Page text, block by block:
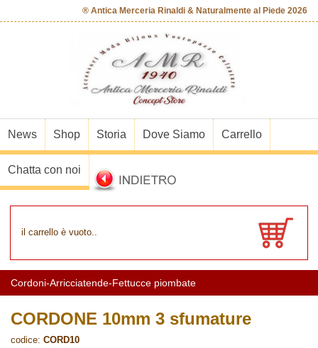
® Antica Merceria Rinaldi & Naturalmente al Piede 2026
News Shop Storia Dove Siamo Carrello
Chatta con noi
il carrello è vuoto..
Cordoni-Arricciatende-Fettucce piombate
CORDONE 10mm 3 sfumature
codice: CORD10